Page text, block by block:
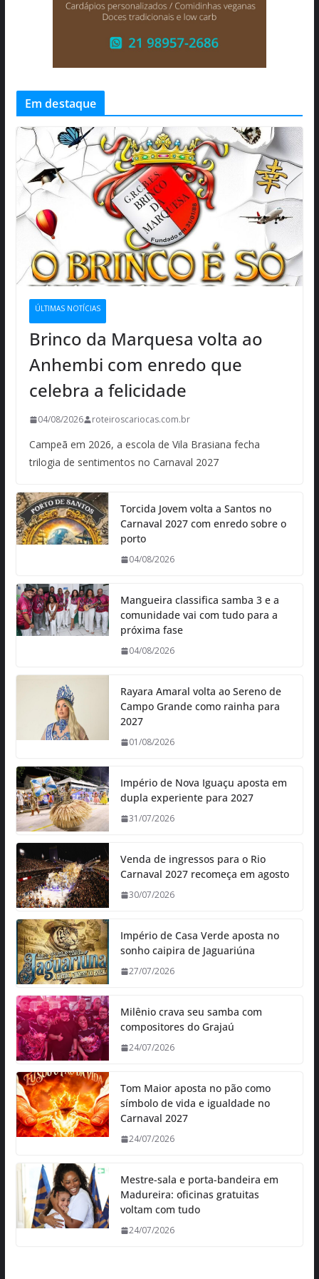
Em destaque
ÚLTIMAS NOTÍCIAS
Brinco da Marquesa volta ao
Anhembi com enredo que
celebra a felicidade
04/08/2026 roteiroscariocas.com.br
Campeã em 2026, a escola de Vila Brasiana fecha
trilogia de sentimentos no Carnaval 2027
Torcida Jovem volta a Santos no
Carnaval 2027 com enredo sobre o
porto
04/08/2026
Mangueira classifica samba 3 e a
comunidade vai com tudo para a
próxima fase
04/08/2026
Rayara Amaral volta ao Sereno de
Campo Grande como rainha para
2027
01/08/2026
Império de Nova Iguaçu aposta em
dupla experiente para 2027
31/07/2026
Venda de ingressos para o Rio
Carnaval 2027 recomeça em agosto
30/07/2026
Império de Casa Verde aposta no
sonho caipira de Jaguariúna
27/07/2026
Milênio crava seu samba com
compositores do Grajaú
24/07/2026
Tom Maior aposta no pão como
símbolo de vida e igualdade no
Carnaval 2027
24/07/2026
Mestre-sala e porta-bandeira em
Madureira: oficinas gratuitas
voltam com tudo
24/07/2026